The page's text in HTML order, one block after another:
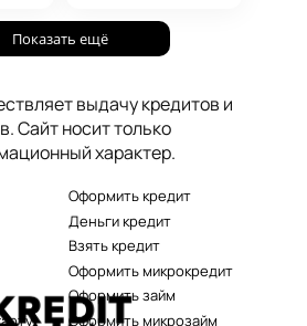
мире
без проверок и
длительного
проблем здесь и
сейчас.
Показать ещё
выдачу кредитов и
Сайт носит только
характер.
Оформить кредит
Деньги кредит
Взять кредит
Оформить микрокредит
Оформить займ
Оформить микрозайм